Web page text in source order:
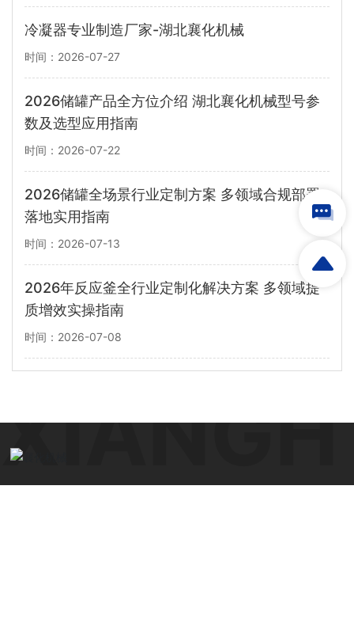
冷凝器专业制造厂家-湖北襄化机械
时间：2026-07-27
2026储罐产品全方位介绍 湖北襄化机械型号参
数及选型应用指南
时间：2026-07-22
2026储罐全场景行业定制方案 多领域合规部署
落地实用指南
时间：2026-07-13
2026年反应釜全行业定制化解决方案 多领域提
质增效实操指南
时间：2026-07-08